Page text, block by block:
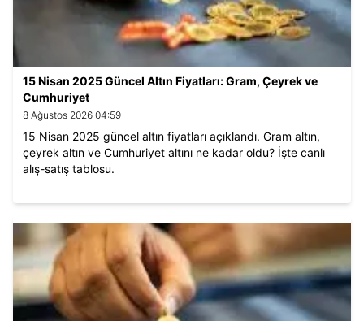
15 Nisan 2025 Güncel Altın Fiyatları: Gram, Çeyrek ve
Cumhuriyet
8 Ağustos 2026 04:59
15 Nisan 2025 güncel altın fiyatları açıklandı. Gram altın,
çeyrek altın ve Cumhuriyet altını ne kadar oldu? İşte canlı
alış-satış tablosu.